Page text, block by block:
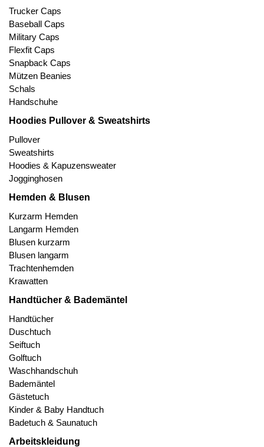
Trucker Caps
Baseball Caps
Military Caps
Flexfit Caps
Snapback Caps
Mützen Beanies
Schals
Handschuhe
Hoodies Pullover & Sweatshirts
Pullover
Sweatshirts
Hoodies & Kapuzensweater
Jogginghosen
Hemden & Blusen
Kurzarm Hemden
Langarm Hemden
Blusen kurzarm
Blusen langarm
Trachtenhemden
Krawatten
Handtücher & Bademäntel
Handtücher
Duschtuch
Seiftuch
Golftuch
Waschhandschuh
Bademäntel
Gästetuch
Kinder & Baby Handtuch
Badetuch & Saunatuch
Arbeitskleidung